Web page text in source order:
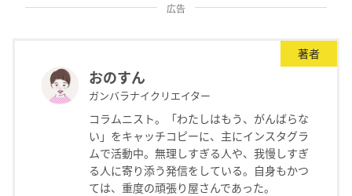
広告
著者
おのすん
ガンバラナイクリエイター
コラムニスト。「わたしはもう、がんばらな
い」をキャッチコピーに、主にインスタグラ
ムで活動中。無理しすぎる人や、我慢しすぎ
る人に寄り添う発信をしている。自身もかつ
ては、重度の頑張り屋さんであった。